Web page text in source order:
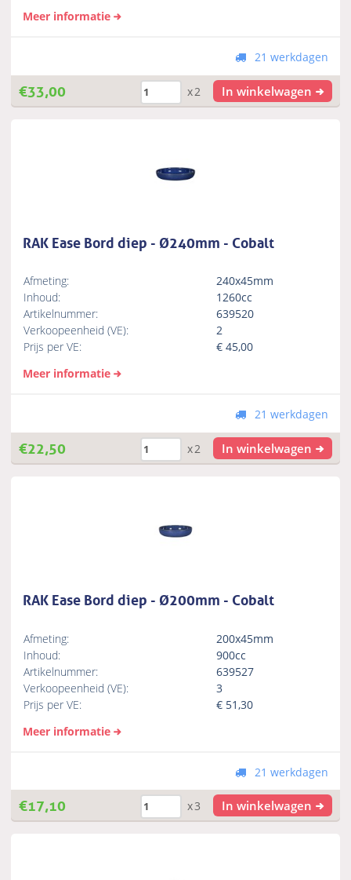
Meer informatie
21 werkdagen
€33,00 x2 In winkelwagen
RAK Ease Bord diep - Ø240mm - Cobalt
Afmeting:
240x45mm
Inhoud:
1260cc
Artikelnummer:
639520
Verkoopeenheid (VE):
2
Prijs per VE:
€45,00
Meer informatie
21 werkdagen
€22,50 x2 In winkelwagen
RAK Ease Bord diep - Ø200mm - Cobalt
Afmeting:
200x45mm
Inhoud:
900cc
Artikelnummer:
639527
Verkoopeenheid (VE):
3
Prijs per VE:
€ 51,30
Meer informatie
21 werkdagen
€17,10 x3 In winkelwagen